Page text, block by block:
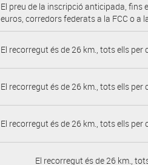
El preu de la inscripció anticipada, fins
euros, corredors federats a la FCC o a
El recorregut és de 26 km., tots ells per
El recorregut és de 26 km., tots ells per
El recorregut és de 26 km., tots ells per
El recorregut és de 26 km., tots